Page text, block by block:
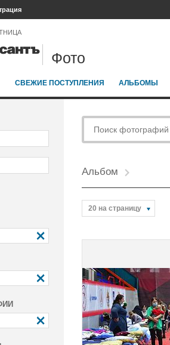
Фото
СВЕЖИЕ ПОСТУПЛЕНИЯ АЛЬБОМЫ
Альбом
20 на страницу